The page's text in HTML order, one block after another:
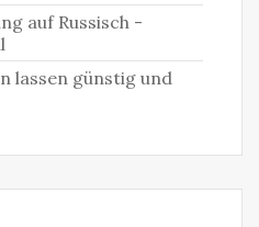
auf Russisch -
lassen günstig und